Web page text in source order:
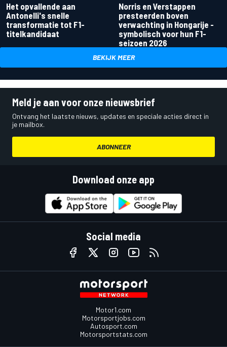
Het opvallende aan
Antonelli's snelle
transformatie tot F1-
titelkandidaat
Norris en Verstappen
presteerden boven
verwachting in Hongarije -
symbolisch voor hun F1-
seizoen 2026
BEKIJK MEER
Meld je aan voor onze nieuwsbrief
Ontvang het laatste nieuws, updates en speciale acties direct in
je mailbox.
ABONNEER
Download onze app
Social media
Motor1.com
Motorsportjobs.com
Autosport.com
Motorsportstats.com